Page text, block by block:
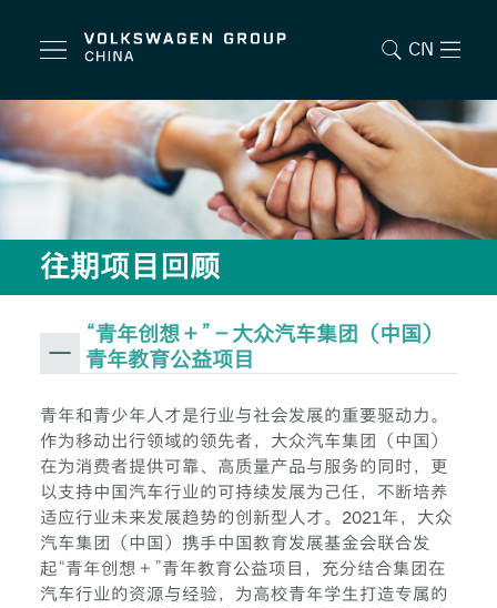
CN
往期项目回顾
“青年创想＋”－大众汽车集团（中国）
青年教育公益项目
青年和青少年人才是行业与社会发展的重要驱动力。
作为移动出行领域的领先者，大众汽车集团（中国）
在为消费者提供可靠、高质量产品与服务的同时，更
以支持中国汽车行业的可持续发展为己任，不断培养
适应行业未来发展趋势的创新型人才。2021年，大众
汽车集团（中国）携手中国教育发展基金会联合发
起“青年创想＋”青年教育公益项目，充分结合集团在
汽车行业的资源与经验，为高校青年学生打造专属的